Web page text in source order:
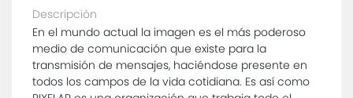
Descripción
En el mundo actual la imagen es el más poderoso
medio de comunicación que existe para la
transmisión de mensajes, haciéndose presente en
todos los campos de la vida cotidiana. Es así como